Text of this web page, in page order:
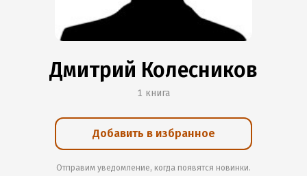
Дмитрий Колесников
1 книга
Добавить в избранное
Отправим уведомление, когда появятся новинки.